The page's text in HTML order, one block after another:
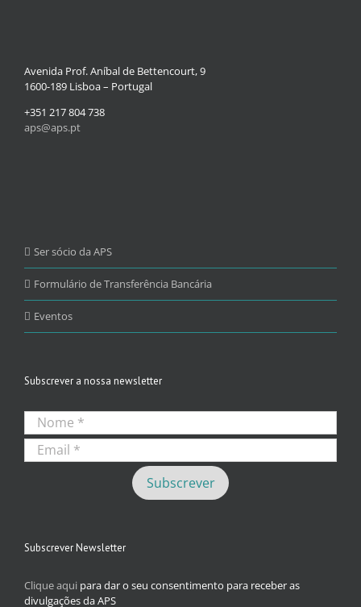
Avenida Prof. Aníbal de Bettencourt, 9
1600-189 Lisboa – Portugal
+351 217 804 738
aps@aps.pt
Ser sócio da APS
Formulário de Transferência Bancária
Eventos
Subscrever a nossa newsletter
Subscrever Newsletter
Clique aqui para dar o seu consentimento para receber as
divulgações da APS